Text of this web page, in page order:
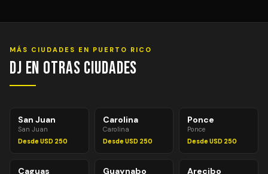
necesitarse 2–3 horas. Montaje y desmontaje siempre
incluidos en el precio.
MÁS CIUDADES EN PUERTO RICO
DJ en Otras Ciudades
San Juan
San Juan
Desde USD 250
Carolina
Carolina
Desde USD 250
Ponce
Ponce
Desde USD 250
Caguas Guaynabo Arecibo